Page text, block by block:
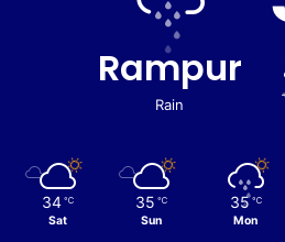
Rampur
Rain
34 ℃
Sat
35 ℃
Sun
35 ℃
Mon